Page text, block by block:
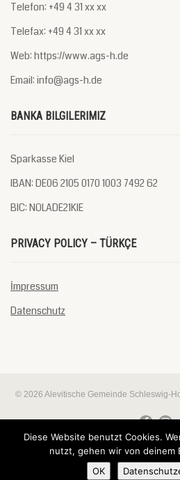
Telefon: +49 4 31 xx xx
Telefax: +49 4 31 xx xx
Web: https://www.ags-h.de
Email: info@ags-h.de
BANKA BILGILERIMIZ
Sparkasse Kiel
IBAN: DE06 2105 0170 1003 7492 62
BIC: NOLADE21KIE
PRIVACY POLICY – TÜRKÇE
İmpressum
Datenschutz
© 2026 Alevitische Gemeinde Schleswig-
Almanca
Diese Website benutzt Cookies.
nutzt, gehen wir von deinem
OK